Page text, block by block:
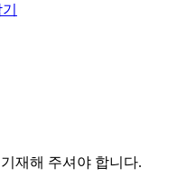
재해 주셔야 합니다.